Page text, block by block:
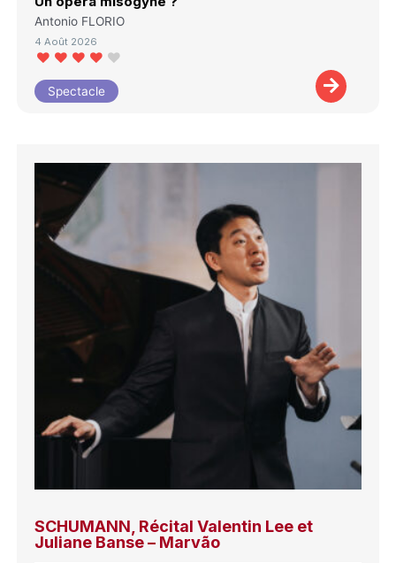
Antonio FLORIO
4 Août 2026
Spectacle
SCHUMANN, Récital Valentin Lee et
Juliane Banse – Marvão